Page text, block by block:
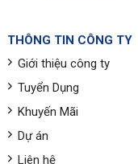
THÔNG TIN CÔNG TY
Giới thiệu công ty
Tuyển Dụng
Khuyến Mãi
Dự án
Liên hệ